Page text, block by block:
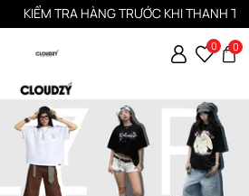
TRƯỚC KHI THANH TOÁN
0 0